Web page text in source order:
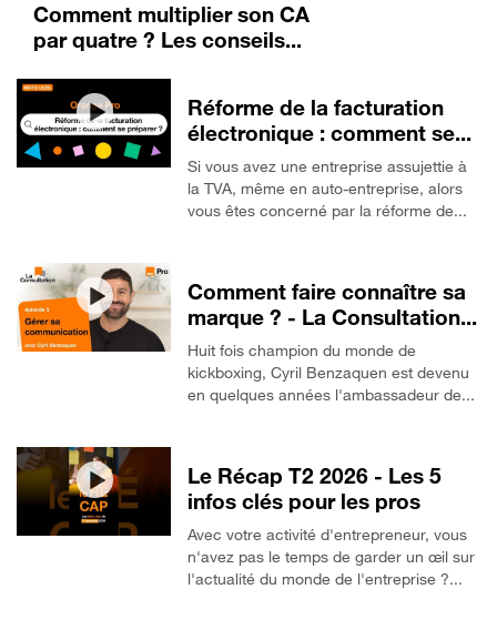
Comment multiplier son CA
par quatre ? Les conseils...
Réforme de la facturation
électronique : comment se...
Si vous avez une entreprise assujettie à
la TVA, même en auto-entreprise, alors
vous êtes concerné par la réforme de...
Comment faire connaître sa
marque ? - La Consultation...
Huit fois champion du monde de
kickboxing, Cyril Benzaquen est devenu
en quelques années l'ambassadeur de...
Le Récap T2 2026 - Les 5
infos clés pour les pros
Avec votre activité d'entrepreneur, vous
n'avez pas le temps de garder un œil sur
l'actualité du monde de l'entreprise ?...